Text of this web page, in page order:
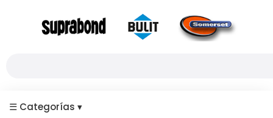
☰ Categorías ▾